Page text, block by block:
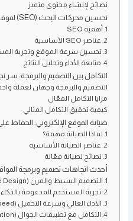
نصائح لإنشاء محتوى متميز
تحسين محركات البحث (SEO) لموقعك: كيف تصعد لنتائج جوجل الأولى
1. أهمية SEO
2. عناصر SEO الأساسية
3. تحسين سرعة الموقع وتجربة المستخدم
4. متابعة الأداء وتحليل النتائج
التكامل بين التصميم والبرمجة: سر
التصميم والبرمجة وجهان لعملة
مزايا التكامل الفعّال
كيفية تحقيق التكامل المثالي
صيانة الموقع الإلكتروني: الحفاظ
1. لماذا الصيانة مهمة؟
2. عناصر الصيانة الأساسية
3. نصائح لصيانة فعّالة
أحدث اتجاهات تصميم وبرمجة المواقع
1. التصميم البسيط والمرن (Minimal & Flexible Design)
2. تجربة المستخدم المدعومة بالذكاء الاصطناعي (AI UX)
3. الأداء العالي وسرعة التحميل (Performance & Speed)
4. التكامل مع تطبيقات الجوال (Mobile Integration)